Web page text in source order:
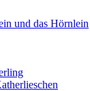
und das Hörnlein